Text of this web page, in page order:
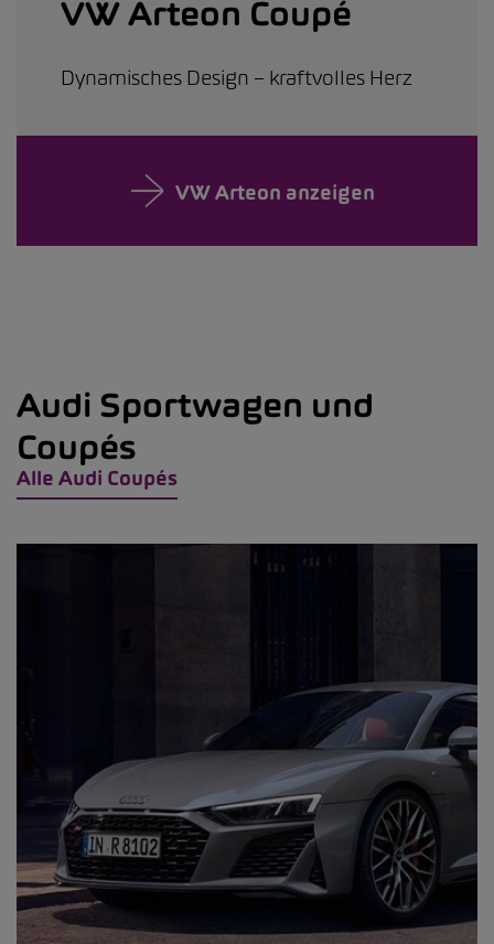
VW Arteon Coupé
Dynamisches Design – kraftvolles Herz
VW Arteon anzeigen
Audi Sportwagen und
Coupés
Alle Audi Coupés